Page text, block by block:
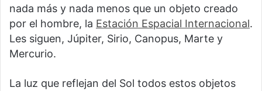
nada más y nada menos que un objeto creado
por el hombre, la Estación Espacial Internacional.
Les siguen, Júpiter, Sirio, Canopus, Marte y
Mercurio.
La luz que reflejan del Sol todos estos objetos